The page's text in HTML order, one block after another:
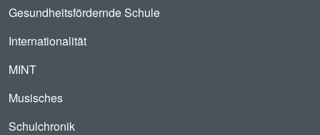
Gesundheitsfördernde Schule
Internationalität
MINT
Musisches
Schulchronik